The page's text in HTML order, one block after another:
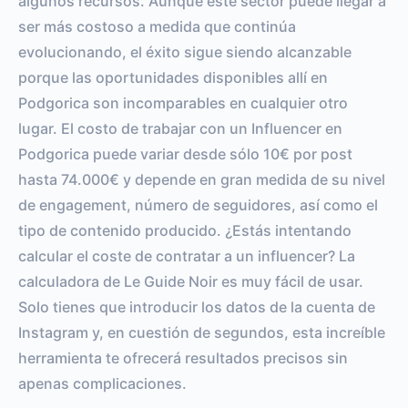
ser más costoso a medida que continúa
evolucionando, el éxito sigue siendo alcanzable
porque las oportunidades disponibles allí en
Podgorica son incomparables en cualquier otro
lugar. El costo de trabajar con un Influencer en
Podgorica puede variar desde sólo 10€ por post
hasta 74.000€ y depende en gran medida de su nivel
de engagement, número de seguidores, así como el
tipo de contenido producido. ¿Estás intentando
calcular el coste de contratar a un influencer? La
calculadora de Le Guide Noir es muy fácil de usar.
Solo tienes que introducir los datos de la cuenta de
Instagram y, en cuestión de segundos, esta increíble
herramienta te ofrecerá resultados precisos sin
apenas complicaciones.